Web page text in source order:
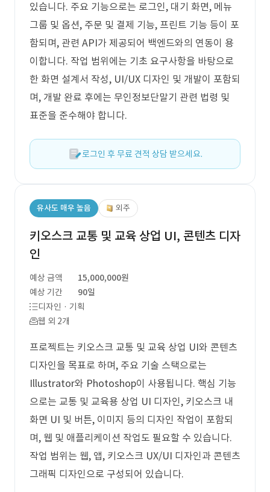
있습니다. 주요 기능으로는 로그인, 대기 화면, 메뉴
그룹 및 옵션, 주문 및 결제 기능, 프린트 기능 등이 포
함되며, 관련 API가 제공되어 백엔드와의 연동이 용
이합니다. 작업 범위에는 기초 요구사항을 바탕으로
한 화면 설계서 작성, UI/UX 디자인 및 개발이 포함되
며, 개발 완료 후에는 무인정보단말기 관련 법령 및
표준을 준수해야 합니다.
로그인 후 무료 견적 상담 받으세요.
유사도 매우 높음 외주
키오스크 교통 및 교육 상업 UI, 콘텐츠 디자
인
예상 금액
15,000,000원
예상 기간
90일
디자인 · 기획
웹 외 2개
프로젝트는 키오스크 교통 및 교육 상업 UI와 콘텐츠
디자인을 목표로 하며, 주요 기술 스택으로는
Illustrator와 Photoshop이 사용됩니다. 핵심 기능
으로는 교통 및 교육용 상업 UI 디자인, 키오스크 내
화면 UI 및 버튼, 이미지 등의 디자인 작업이 포함되
며, 웹 및 애플리케이션 작업도 필요할 수 있습니다.
작업 범위는 웹, 앱, 키오스크 UX/UI 디자인과 콘텐츠
그래픽 디자인으로 구성되어 있습니다.